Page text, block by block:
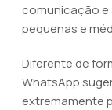
comunicação e
pequenas e
Diferente de
WhatsApp
extremamente